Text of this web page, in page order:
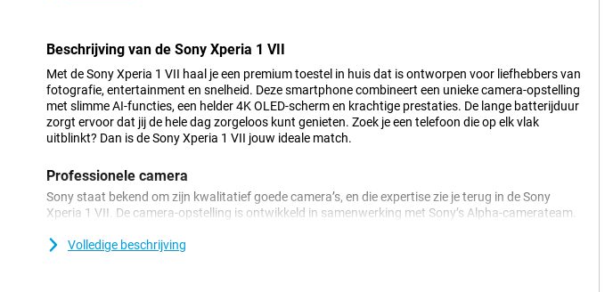
Beschrijving van de Sony Xperia 1 VII
Met de Sony Xperia 1 VII haal je een premium toestel in huis dat is ontworpen voor liefhebbers van
fotografie, entertainment en snelheid. Deze smartphone combineert een unieke camera-opstelling
met slimme AI-functies, een helder 4K OLED-scherm en krachtige prestaties. De lange batterijduur
zorgt ervoor dat jij de hele dag zorgeloos kunt genieten. Zoek je een telefoon die op elk vlak
uitblinkt? Dan is de Sony Xperia 1 VII jouw ideale match.
Professionele camera
Sony staat bekend om zijn kwalitatief goede camera’s, en die expertise zie je terug in de Sony
Xperia 1 VII. De camera-opstelling is ontwikkeld in samenwerking met Sony’s Alpha-camerateam.
het toestel automatisch gezichten, ogen en bewegingen. Of je nu portretten maakt of actiefoto’s,
Volledige beschrijving